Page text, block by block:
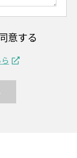
意する